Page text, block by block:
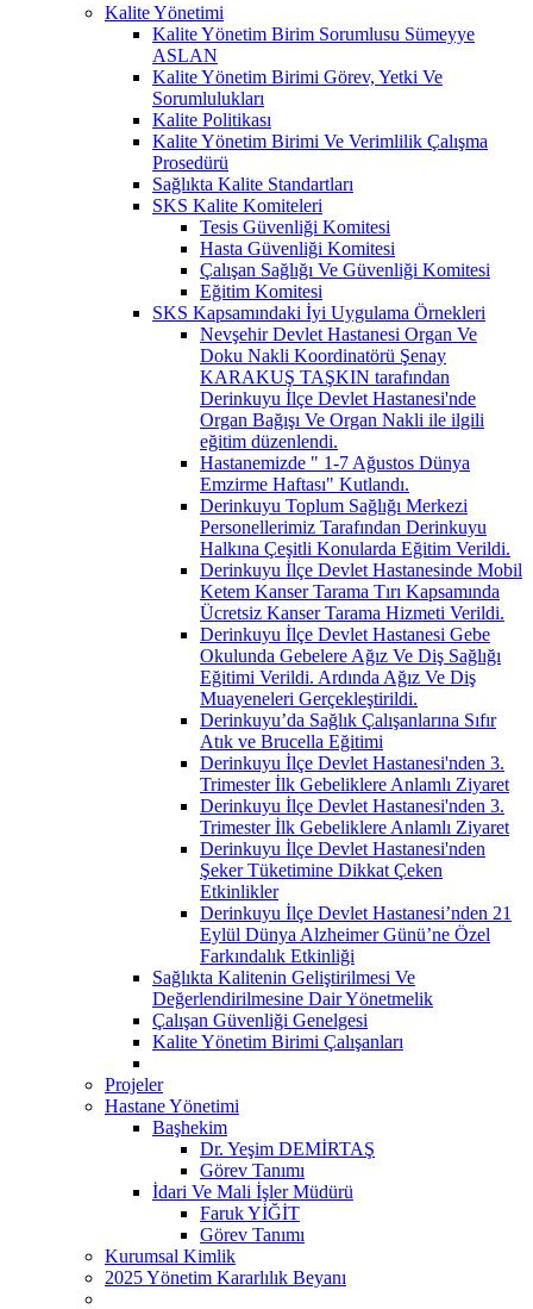
Kalite Yönetimi
Kalite Yönetim Birim Sorumlusu Sümeyye
ASLAN
Kalite Yönetim Birimi Görev, Yetki Ve
Sorumlulukları
Kalite Politikası
Kalite Yönetim Birimi Ve Verimlilik Çalışma
Prosedürü
Sağlıkta Kalite Standartları
SKS Kalite Komiteleri
Tesis Güvenliği Komitesi
Hasta Güvenliği Komitesi
Çalışan Sağlığı Ve Güvenliği Komitesi
Eğitim Komitesi
SKS Kapsamındaki İyi Uygulama Örnekleri
Nevşehir Devlet Hastanesi Organ Ve
Doku Nakli Koordinatörü Şenay
KARAKUŞ TAŞKIN tarafından
Derinkuyu İlçe Devlet Hastanesi'nde
Organ Bağışı Ve Organ Nakli ile ilgili
eğitim düzenlendi.
Hastanemizde " 1-7 Ağustos Dünya
Emzirme Haftası" Kutlandı.
Derinkuyu Toplum Sağlığı Merkezi
Personellerimiz Tarafından Derinkuyu
Halkına Çeşitli Konularda Eğitim Verildi.
Derinkuyu İlçe Devlet Hastanesinde Mobil
Ketem Kanser Tarama Tırı Kapsamında
Ücretsiz Kanser Tarama Hizmeti Verildi.
Derinkuyu İlçe Devlet Hastanesi Gebe
Okulunda Gebelere Ağız Ve Diş Sağlığı
Eğitimi Verildi. Ardında Ağız Ve Diş
Muayeneleri Gerçekleştirildi.
Derinkuyu’da Sağlık Çalışanlarına Sıfır
Atık ve Brucella Eğitimi
Derinkuyu İlçe Devlet Hastanesi'nden 3.
Trimester İlk Gebeliklere Anlamlı Ziyaret
Derinkuyu İlçe Devlet Hastanesi'nden 3.
Trimester İlk Gebeliklere Anlamlı Ziyaret
Derinkuyu İlçe Devlet Hastanesi'nden
Şeker Tüketimine Dikkat Çeken
Etkinlikler
Derinkuyu İlçe Devlet Hastanesi’nden 21
Eylül Dünya Alzheimer Günü’ne Özel
Farkındalık Etkinliği
Sağlıkta Kalitenin Geliştirilmesi Ve
Değerlendirilmesine Dair Yönetmelik
Çalışan Güvenliği Genelgesi
Kalite Yönetim Birimi Çalışanları
Projeler
Hastane Yönetimi
Başhekim
Dr. Yeşim DEMİRTAŞ
Görev Tanımı
İdari Ve Mali İşler Müdürü
Faruk YİĞİT
Görev Tanımı
Kurumsal Kimlik
2025 Yönetim Kararlılık Beyanı